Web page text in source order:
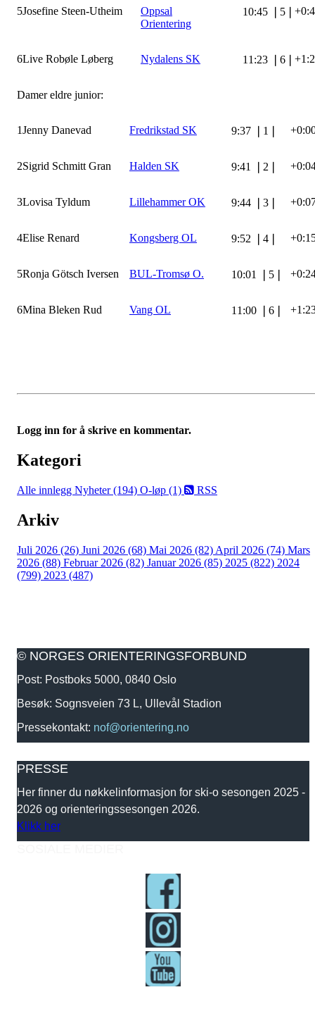
5Josefine Steen-Utheim
Oppsal
Orientering
10:45 5
6Live Robøle Løberg Nydalens SK 11:23 6
Damer eldre junior:
1Jenny Danevad Fredrikstad SK 9:37 1
2Sigrid Schmitt Gran Halden SK 9:41 2
3Lovisa Tyldum Lillehammer OK 9:44 3
4Elise Renard Kongsberg OL 9:52 4
5Ronja Götsch Iversen BUL-Tromsø O. 10:01 5
6Mina Bleken Rud Vang OL 11:00 6
Logg inn for å skrive en kommentar.
Kategori
Alle innlegg Nyheter (194) O-løp (1) RSS
Arkiv
Juli 2026 (26) Juni 2026 (68) Mai 2026 (82) April 2026 (74) Mars
2026 (88) Februar 2026 (82) Januar 2026 (85) 2025 (822) 2024
(799) 2023 (487)
© NORGES ORIENTERINGSFORBUND
Post: Postboks 5000, 0840 Oslo
Besøk: Sognsveien 73 L, Ullevål Stadion
Pressekontakt: nof@orientering.no
PRESSE
Her finner du nøkkelinformasjon for ski-o sesongen 2025 -
2026 og orienteringssesongen 2026.
Klikk her